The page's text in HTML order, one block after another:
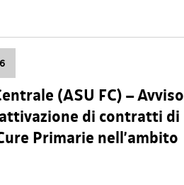
(ASU FC) – Avviso
di contratti di
Primarie nell’ambito